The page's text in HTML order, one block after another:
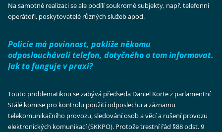
Na samotné realizaci se ale podílí soukromé subjekty, např. telefonní
operátoři, poskytovatelé různých služeb apod.
Policie má povinnost, pakliže někomu
odposlouchávali telefon, dotyčného o tom informovat.
Jak to funguje v praxi?
Touto problematikou se zabývá předseda Daniel Korte z parlamentní
Stálé komise pro kontrolu použití odposlechu a záznamu
telekomunikačního provozu, sledování osob a věcí a rušení provozu
elektronických komunikací (SKKPO). Protože trestní řád §88 odst. 9